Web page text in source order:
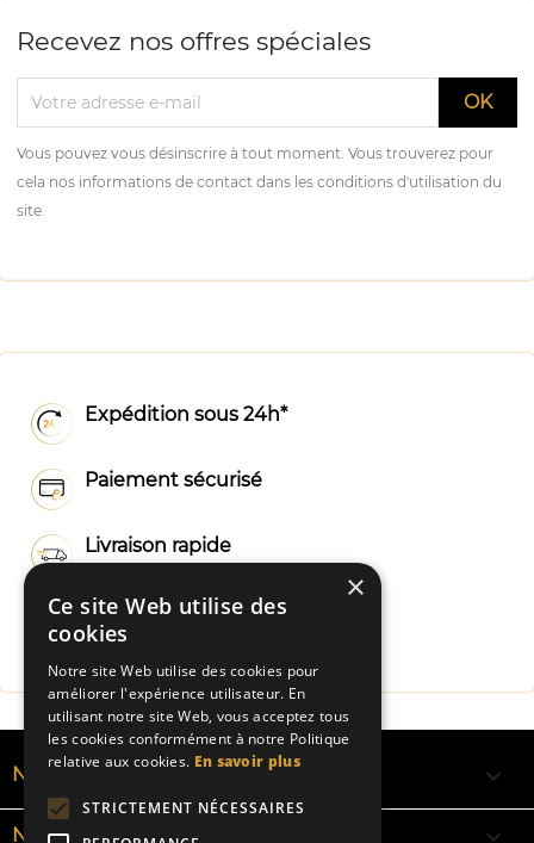
Recevez nos offres spéciales
Vous pouvez vous désinscrire à tout moment. Vous trouverez pour
cela nos informations de contact dans les conditions d'utilisation du
site.
Expédition sous 24h*
Paiement sécurisé
Livraison rapide
Fabrication Française
NOS RUBANS 
NOS BRACELETS
×
Ce site Web utilise des
cookies
Notre site Web utilise des cookies pour
améliorer l'expérience utilisateur. En
utilisant notre site Web, vous acceptez tous
les cookies conformément à notre Politique
relative aux cookies. En savoir plus
STRICTEMENT NÉCESSAIRES